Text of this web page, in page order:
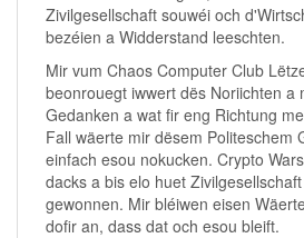
Zivilgesellschaft souwéi och
bezéien a Widderstand leeschten.
Mir vum Chaos Computer Club
beonrouegt iwwert dës Noriichten a
Gedanken a wat fir eng Richtung
Fall wäerte mir dësem Politeschem
einfach esou nokucken. Crypto
dacks a bis elo huet
gewonnen. Mir bléiwen eisen
dofir an, dass dat och esou bleift.